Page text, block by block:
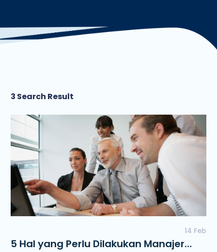
3 Search Result
14 Feb
5 Hal yang Perlu Dilakukan Manajer